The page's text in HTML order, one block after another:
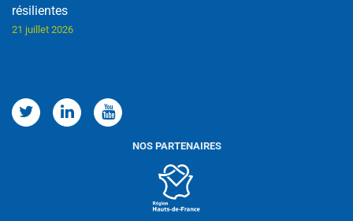
résilientes
21 juillet 2026